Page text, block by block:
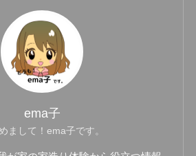
ema子
まして！ema子です。